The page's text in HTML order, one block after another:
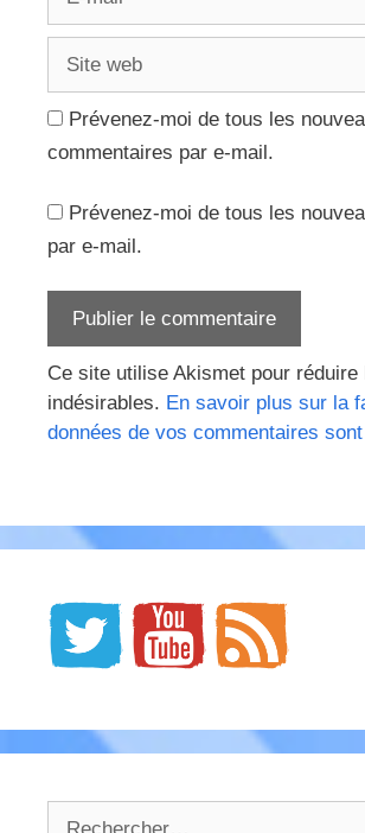
Prévenez-moi de tous les
commentaires par e-mail.
Prévenez-moi de tous les
par e-mail.
Ce site utilise Akismet pour réduire
indésirables. En savoir plus sur la
données de vos commentaires